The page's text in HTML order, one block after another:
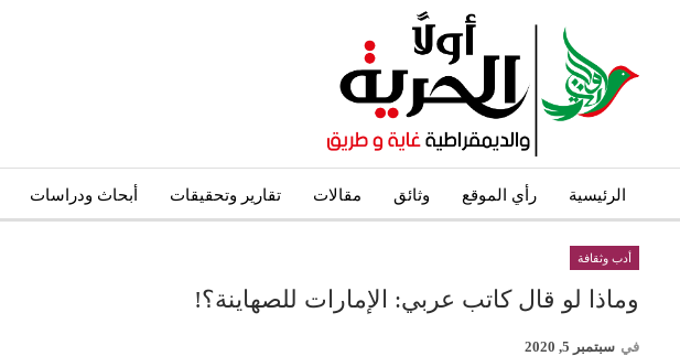
الرئيسية رأي الموقع وثائق مقالات تقارير وتحقيقات أبحاث ودراسات
أدب وثقافة
وماذا لو قال كاتب عربي: الإمارات للصهاينة؟!
في سبتمبر 5, 2020